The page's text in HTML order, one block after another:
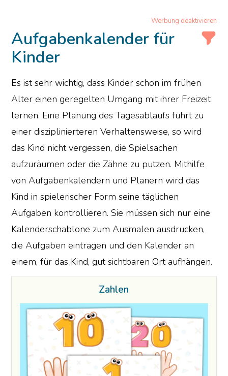
Werbung deaktivieren
Aufgabenkalender für
Kinder
Es ist sehr wichtig, dass Kinder schon im frühen
Alter einen geregelten Umgang mit ihrer Freizeit
lernen. Eine Planung des Tagesablaufs führt zu
einer disziplinierteren Verhaltensweise, so wird
das Kind nicht vergessen, die Spielsachen
aufzuräumen oder die Zähne zu putzen. Mithilfe
von Aufgabenkalendern und Planern wird das
Kind in spielerischer Form seine täglichen
Aufgaben kontrollieren. Sie müssen sich nur eine
Kalenderschablone zum Ausmalen ausdrucken,
die Aufgaben eintragen und den Kalender an
einem, für das Kind, gut sichtbaren Ort aufhängen.
Zahlen